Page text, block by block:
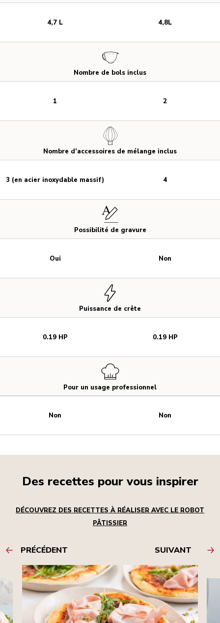
Nombre de bols inclus
Nombre d’accessoires de mélange inclus
Possibilité de gravure
Puissance de crête
Pour un usage professionnel
4,7 L
1
3 (en acier inoxydable massif)
Oui
0.19 HP
Non
4,8L
2
4
Non
0.19 HP
Non
Des recettes pour vous inspirer
DÉCOUVREZ DES RECETTES À RÉALISER AVEC LE ROBOT
PÂTISSIER
PRÉCÉDENT SUIVANT